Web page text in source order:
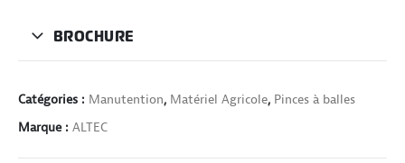
BROCHURE
Catégories : Manutention, Matériel Agricole, Pinces à balles
Marque : ALTEC